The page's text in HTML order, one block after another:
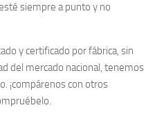
siempre a punto y no
y certificado por fábrica, sin
del mercado nacional, tenemos
¡compárenos con otros